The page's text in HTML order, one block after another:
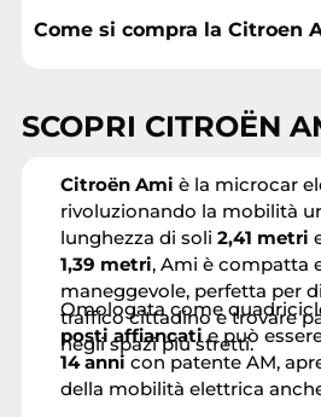
Come si compra la Citroen
SCOPRI CITROËN
Citroën Ami è la microcar
rivoluzionando la mobilità
lunghezza di soli 2,41 metri
1,39 metri, Ami è compatta
maneggevole, perfetta per
traffico cittadino e trovare
negli spazi più stretti.
Omologata come
posti affiancatie può
14 anni con patente AM,
della mobilità elettrica